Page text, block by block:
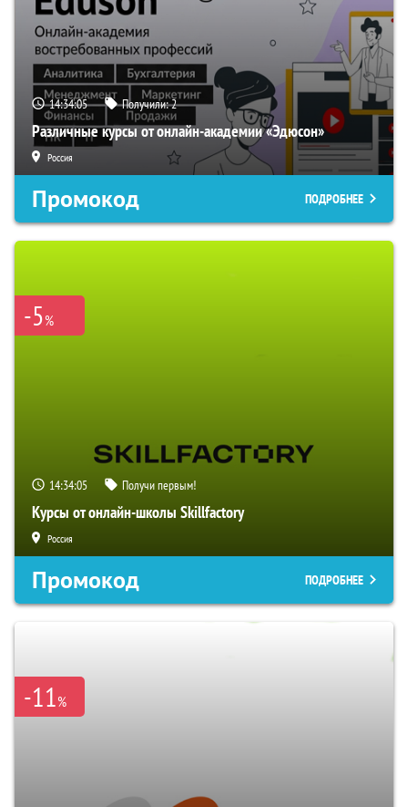
14:34:04 Получили:2
Различные курсы от онлайн-академии «Эдюсон»
Россия
Промокод ПОДРОБНЕЕ
-5%
14:34:04 Получи первым!
Курсы от онлайн-школы Skillfactory
Россия
Промокод ПОДРОБНЕЕ
-11%